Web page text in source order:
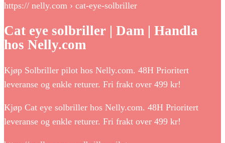
https:// nelly.com › cat-eye-solbriller
Cat eye solbriller | Dam | Handla
hos Nelly.com
Kjøp Solbriller pilot hos Nelly.com. 48H Prioritert
leveranse og enkle returer. Fri frakt over 499 kr!
Kjøp Cat eye solbriller hos Nelly.com. 48H Prioritert
leveranse og enkle returer. Fri frakt over 499 kr!